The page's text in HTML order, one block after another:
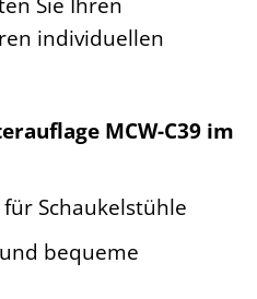
individuellen
MCW-C39 im
Schaukelstühle
bequeme